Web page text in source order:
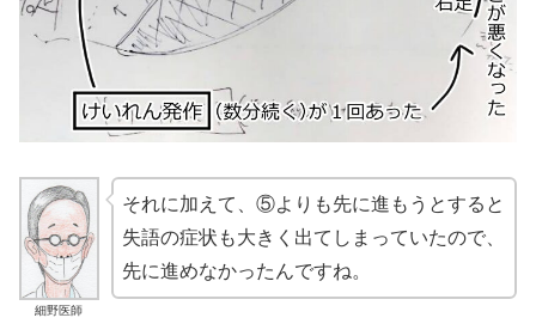
細野医師
それに加えて、⑤よりも先に進もうとすると
失語の症状も大きく出てしまっていたので、
先に進めなかったんですね。